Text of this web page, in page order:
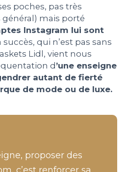
poches, pas très
général) mais porté
Instagram lui sont
succès, qui n’est pas sans
Lidl, vient nous
d’une enseigne
autant de fierté
de mode ou de luxe.
proposer des